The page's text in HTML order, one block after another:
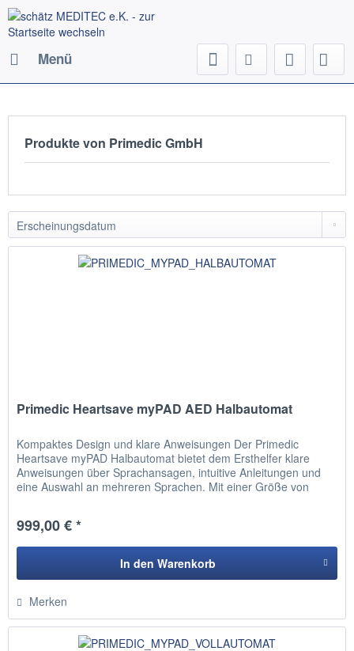
Menü
Produkte von Primedic GmbH
Primedic Heartsave myPAD AED Halbautomat
Kompaktes Design und klare Anweisungen Der Primedic
Heartsave myPAD Halbautomat bietet dem Ersthelfer klare
Anweisungen über Sprachansagen, intuitive Anleitungen und
eine Auswahl an mehreren Sprachen. Mit einer Größe von
999,00 € *
In den Warenkorb
Merken